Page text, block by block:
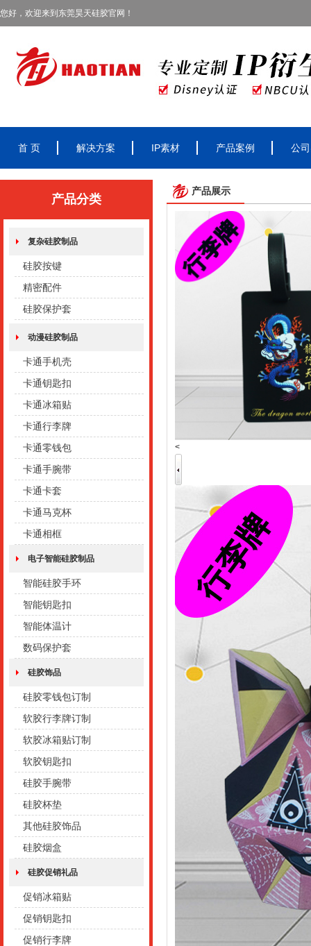
您好，欢迎来到东莞昊天硅胶官网！
首 页 解决方案 IP素材 产品案例 公
产品分类
复杂硅胶制品
硅胶按键
精密配件
硅胶保护套
动漫硅胶制品
卡通手机壳
卡通钥匙扣
卡通冰箱贴
卡通行李牌
卡通零钱包
卡通手腕带
卡通卡套
卡通马克杯
卡通相框
电子智能硅胶制品
智能硅胶手环
智能钥匙扣
智能体温计
数码保护套
硅胶饰品
硅胶零钱包订制
软胶行李牌订制
软胶冰箱贴订制
软胶钥匙扣
硅胶手腕带
硅胶杯垫
其他硅胶饰品
硅胶烟盒
硅胶促销礼品
促销冰箱贴
促销钥匙扣
促销行李牌
产品展示
<